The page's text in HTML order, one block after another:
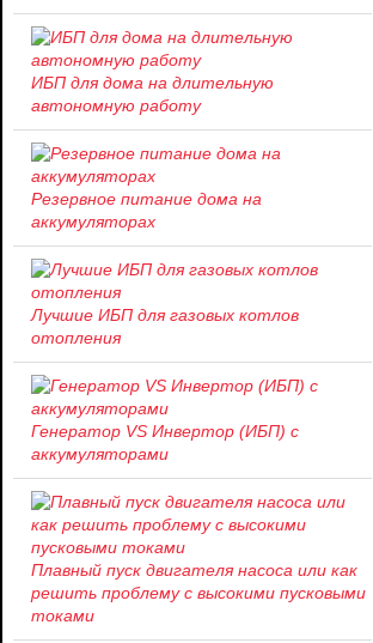
ИБП для дома на длительную
автономную работу
Резервное питание дома на
аккумуляторах
Лучшие ИБП для газовых котлов
отопления
Генератор VS Инвертор (ИБП) с
аккумуляторами
Плавный пуск двигателя насоса или как
решить проблему c высокими пусковыми
токами